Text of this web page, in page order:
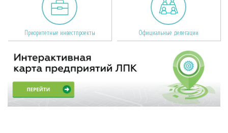
Приоритетные инвестпроекты Официальные делегации